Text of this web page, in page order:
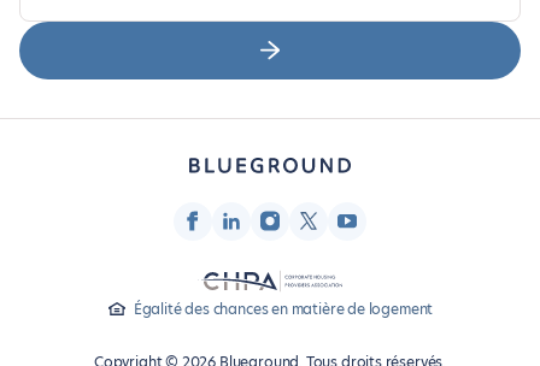
Égalité des chances en matière de logement
Copyright © 2026 Blueground. Tous droits réservés.